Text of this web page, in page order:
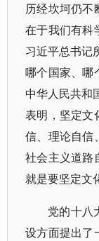
历经坎坷仍不
在于我们有科
习近平总书记
哪个国家、哪
中华人民共和
表明，坚定文
信、理论自信
社会主义道路
就是要坚定文
党的十八
设方面提出了